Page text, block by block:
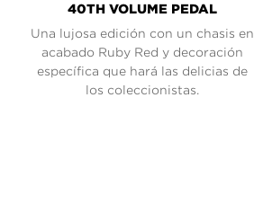
40TH VOLUME PEDAL
Una lujosa edición con un chasis en
acabado Ruby Red y decoración
específica que hará las delicias de
los coleccionistas.